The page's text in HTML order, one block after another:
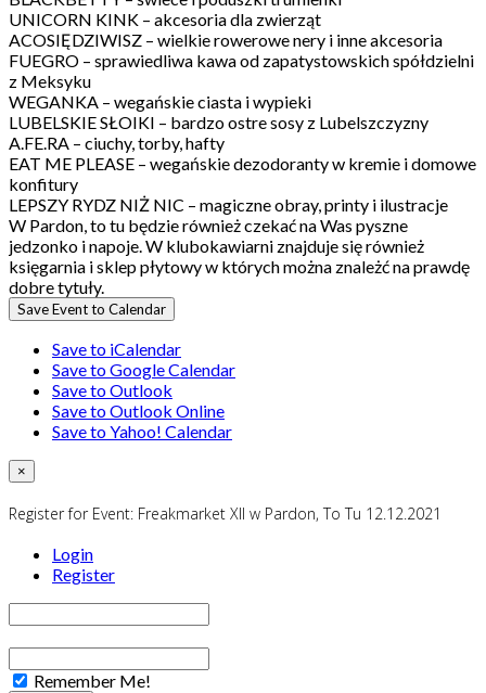
UNICORN KINK – akcesoria dla zwierząt
ACOSIĘDZIWISZ – wielkie rowerowe nery i inne akcesoria
FUEGRO – sprawiedliwa kawa od zapatystowskich spółdzielni
z Meksyku
WEGANKA – wegańskie ciasta i wypieki
LUBELSKIE SŁOIKI – bardzo ostre sosy z Lubelszczyzny
A.FE.RA – ciuchy, torby, hafty
EAT ME PLEASE – wegańskie dezodoranty w kremie i domowe
konfitury
LEPSZY RYDZ NIŻ NIC – magiczne obray, printy i ilustracje
W Pardon, to tu będzie również czekać na Was pyszne
jedzonko i napoje. W klubokawiarni znajduje się również
księgarnia i sklep płytowy w których można znależć na prawdę
dobre tytuły.
Save Event to Calendar
Save to iCalendar
Save to Google Calendar
Save to Outlook
Save to Outlook Online
Save to Yahoo! Calendar
×
Register for Event: Freakmarket XII w Pardon, To Tu 12.12.2021
Login
Register
Remember Me!